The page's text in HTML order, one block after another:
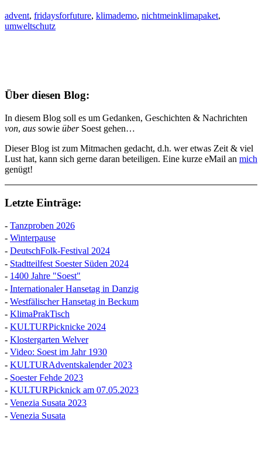
advent, fridaysforfuture, klimademo, nichtmeinklimapaket,
umweltschutz
Über diesen Blog:
In diesem Blog soll es um Gedanken, Geschichten & Nachrichten
von, aus sowie überSoest gehen…
Dieser Blog ist zum Mitmachen gedacht, d.h. wer etwas Zeit & viel
Lust hat, kann sich gerne daran beteiligen. Eine kurze eMail an mich
genügt!
Letzte Einträge:
- Tanzproben 2026
- Winterpause
- DeutschFolk-Festival 2024
- Stadtteilfest Soester Süden 2024
- 1400 Jahre "Soest"
- Internationaler Hansetag in Danzig
- Westfälischer Hansetag in Beckum
- KlimaPrakTisch
- KULTURPicknicke 2024
- Klostergarten Welver
- Video: Soest im Jahr 1930
- KULTURAdventskalender 2023
- Soester Fehde 2023
- KULTURPicknick am 07.05.2023
- Venezia Susata 2023
- Venezia Susata